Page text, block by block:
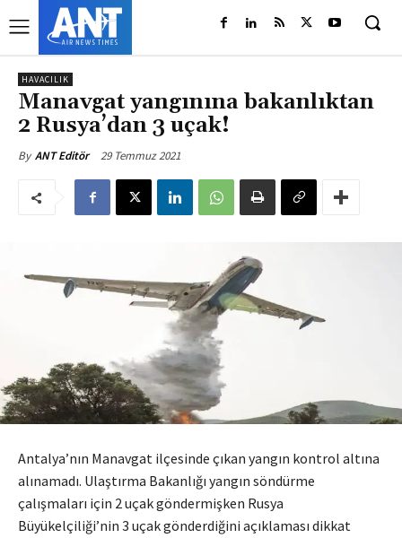
HAVACILIK
Manavgat yangınına bakanlıktan
2 Rusya’dan 3 uçak!
By ANT Editör 29 Temmuz 2021
Antalya’nın Manavgat ilçesinde çıkan yangın kontrol altına
alınamadı. Ulaştırma Bakanlığı yangın söndürme
çalışmaları için 2 uçak göndermişken Rusya
Büyükelçiliği’nin 3 uçak gönderdiğini açıklaması dikkat